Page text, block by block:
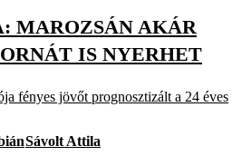
MAROZSÁN AKÁR
IS NYERHET
fényes jövőt prognosztizált a 24 éves
Sávolt Attila